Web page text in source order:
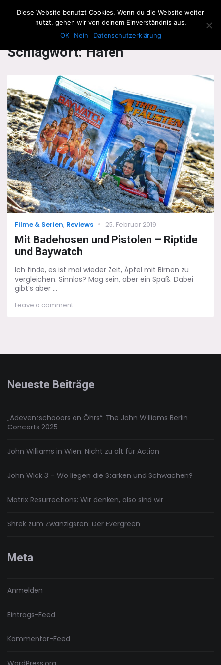
The Howling Men
Schlagwort:Hafen
Categories
Filme & Serien, Reviews
Posted
25. Februar 2019
Mit Badehosen und Pistolen – Riptide
und Baywatch
Ich finde, es ist mal wieder Zeit, Äpfel mit Birnen zu
vergleichen. Sinnlos? Mag sein, aber ein Spaß. Dabei
gibt’s aber ...
Leave a commenton
Neueste Beiträge
„Adeventschööörs on Öhrs“: The John Williams Berlin
Concerts 2025
John Williams in Wien: Nicht zu alt für Action
John Wick 3 – Wo liegen die Stärken und Schwächen?
Matrix Resurrections: Wir denken, also sind wir
Shrek zum Zwanzigsten: Der Evergreen
Meta
Anmelden
Eintrags-Feed
Kommentar-Feed
WordPress.org
Diese Website benutzt Cookies. Wenn du die Website weiter
nutzt, gehen wir von deinem Einverständnis aus.
OK
Nein Datenschutzerklärung